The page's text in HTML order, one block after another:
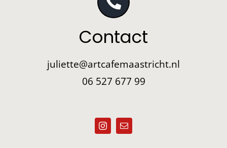
Contact
juliette@artcafemaastricht.nl
06 527 677 99